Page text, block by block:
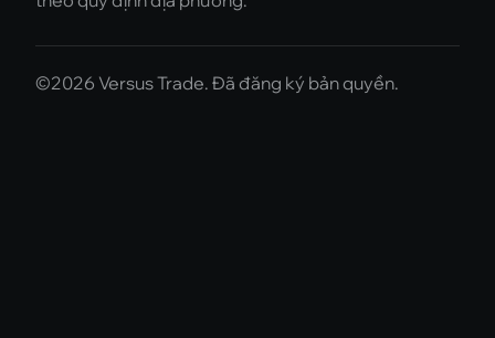
©2026 Versus Trade. Đã đăng ký bản quyền.